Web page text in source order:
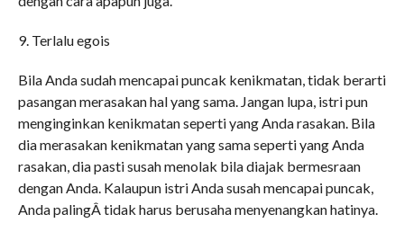
9. Terlalu egois
Bila Anda sudah mencapai puncak kenikmatan, tidak berarti
pasangan merasakan hal yang sama. Jangan lupa, istri pun
menginginkan kenikmatan seperti yang Anda rasakan. Bila
dia merasakan kenikmatan yang sama seperti yang Anda
rasakan, dia pasti susah menolak bila diajak bermesraan
dengan Anda. Kalaupun istri Anda susah mencapai puncak,
Anda palingÂ tidak harus berusaha menyenangkan hatinya.